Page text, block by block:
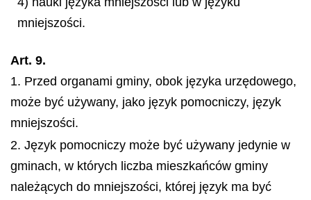
mniejszości.
Art. 9.
1. Przed organami gminy, obok języka urzędowego,
może być używany, jako język pomocniczy, język
mniejszości.
2. Język pomocniczy może być używany jedynie w
gminach, w których liczba mieszkańców gminy
należących do mniejszości, której język ma być